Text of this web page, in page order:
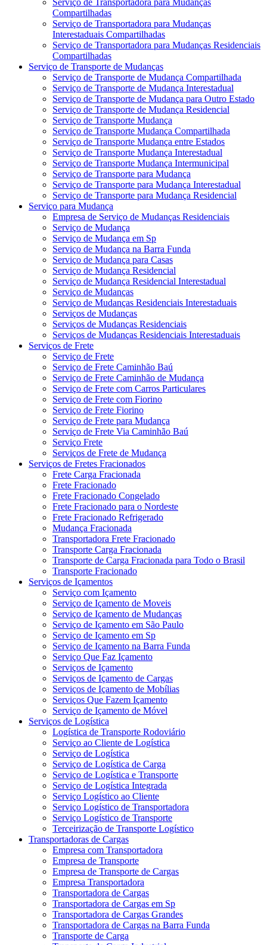
Serviço de Transportadora para Mudanças
Compartilhadas
Serviço de Transportadora para Mudanças
Interestaduais Compartilhadas
Serviço de Transportadora para Mudanças Residenciais
Compartilhadas
Serviço de Transporte de Mudanças
Serviço de Transporte de Mudança Compartilhada
Serviço de Transporte de Mudança Interestadual
Serviço de Transporte de Mudança para Outro Estado
Serviço de Transporte de Mudança Residencial
Serviço de Transporte Mudança
Serviço de Transporte Mudança Compartilhada
Serviço de Transporte Mudança entre Estados
Serviço de Transporte Mudança Interestadual
Serviço de Transporte Mudança Intermunicipal
Serviço de Transporte para Mudança
Serviço de Transporte para Mudança Interestadual
Serviço de Transporte para Mudança Residencial
Serviço para Mudança
Empresa de Serviço de Mudanças Residenciais
Serviço de Mudança
Serviço de Mudança em Sp
Serviço de Mudança na Barra Funda
Serviço de Mudança para Casas
Serviço de Mudança Residencial
Serviço de Mudança Residencial Interestadual
Serviço de Mudanças
Serviço de Mudanças Residenciais Interestaduais
Serviços de Mudanças
Serviços de Mudanças Residenciais
Serviços de Mudanças Residenciais Interestaduais
Serviços de Frete
Serviço de Frete
Serviço de Frete Caminhão Baú
Serviço de Frete Caminhão de Mudança
Serviço de Frete com Carros Particulares
Serviço de Frete com Fiorino
Serviço de Frete Fiorino
Serviço de Frete para Mudança
Serviço de Frete Via Caminhão Baú
Serviço Frete
Serviços de Frete de Mudança
Serviços de Fretes Fracionados
Frete Carga Fracionada
Frete Fracionado
Frete Fracionado Congelado
Frete Fracionado para o Nordeste
Frete Fracionado Refrigerado
Mudança Fracionada
Transportadora Frete Fracionado
Transporte Carga Fracionada
Transporte de Carga Fracionada para Todo o Brasil
Transporte Fracionado
Serviços de Içamentos
Serviço com Içamento
Serviço de Içamento de Moveis
Serviço de Içamento de Mudanças
Serviço de Içamento em São Paulo
Serviço de Içamento em Sp
Serviço de Içamento na Barra Funda
Serviço Que Faz Içamento
Serviços de Içamento
Serviços de Içamento de Cargas
Serviços de Içamento de Mobílias
Serviços Que Fazem Içamento
Serviço de Içamento de Móvel
Serviços de Logística
Logística de Transporte Rodoviário
Serviço ao Cliente de Logística
Serviço de Logística
Serviço de Logística de Carga
Serviço de Logística e Transporte
Serviço de Logística Integrada
Serviço Logístico ao Cliente
Serviço Logístico de Transportadora
Serviço Logístico de Transporte
Terceirização de Transporte Logístico
Transportadoras de Cargas
Empresa com Transportadora
Empresa de Transporte
Empresa de Transporte de Cargas
Empresa Transportadora
Transportadora de Cargas
Transportadora de Cargas em Sp
Transportadora de Cargas Grandes
Transportadora de Cargas na Barra Funda
Transporte de Carga